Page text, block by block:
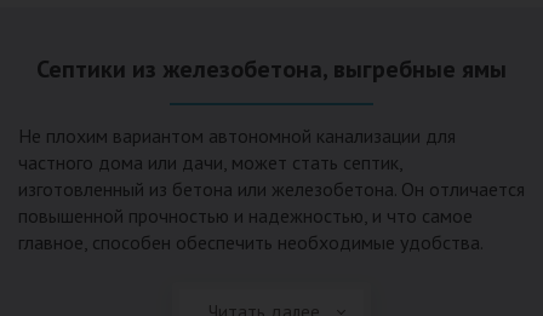
Септики из железобетона, выгребные ямы
Не плохим вариантом автономной канализации для
частного дома или дачи, может стать септик,
изготовленный из бетона или железобетона. Он отличается
повышенной прочностью и надежностью, и что самое
главное, способен обеспечить необходимые удобства.